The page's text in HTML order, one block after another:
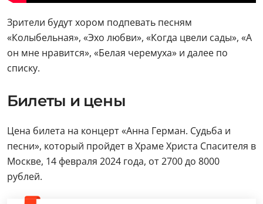
Зрители будут хором подпевать песням
«Колыбельная», «Эхо любви», «Когда цвели сады», «А
он мне нравится», «Белая черемуха» и далее по
списку.
Билеты и цены
Цена билета на концерт «Анна Герман. Судьба и
песни», который пройдет в Храме Христа Спасителя в
Москве, 14 февраля 2024 года, от 2700 до 8000
рублей.